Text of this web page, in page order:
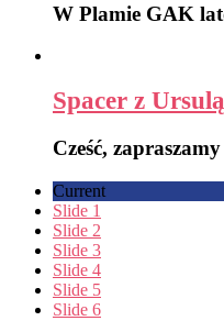
W Plamie GAK
Spacer z
Cześć,
Current
Slide 1
Slide 2
Slide 3
Slide 4
Slide 5
Slide 6